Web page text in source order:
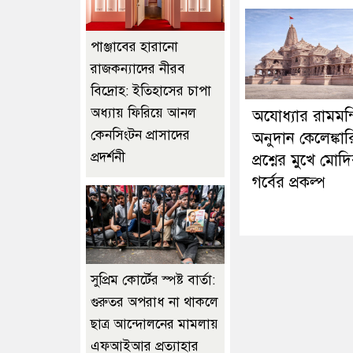
অযোধ্যার
অনুদান
প্রশ্নের মুখে
গর্বের প্রকল্প
পাঞ্জাবের হারানো
রাজকন্যাদের নীরব
বিদ্রোহ: ইতিহাসের চাপা
অধ্যায় ফিরিয়ে আনল
কেনসিংটন প্রাসাদের
প্রদর্শনী
সুপ্রিম কোর্টের স্পষ্ট বার্তা:
গুরুতর অপরাধ না থাকলে
ছাত্র আন্দোলনের মামলায়
এফআইআর প্রত্যাহার